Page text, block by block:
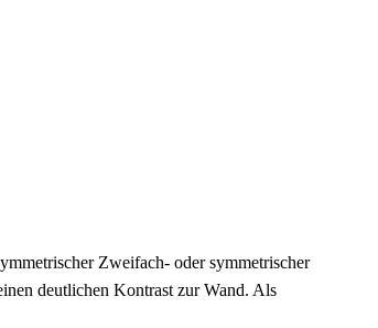
Zweifach- oder symmetrischer
deutlichen Kontrast zur Wand. Als